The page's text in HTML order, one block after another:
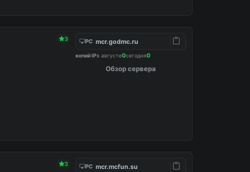
3 PC mcr.godmc.ru
копий IPв августе0сегодня0
Обзор сервера
3 PC mcr.mcfun.su